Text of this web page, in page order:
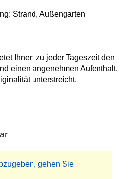
Strand, Außengarten
Ihnen zu jeder Tageszeit den
einen angenehmen Aufenthalt,
unterstreicht.
gehen Sie